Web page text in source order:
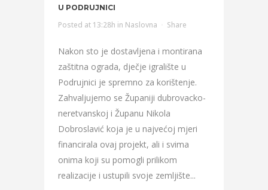
U PODRUJNICI
Posted at 13:28h in Naslovna Share
Nakon sto je dostavljena i montirana
zaštitna ograda, dječje igralište u
Podrujnici je spremno za korištenje.
Zahvaljujemo se Županiji dubrovacko-
neretvanskoj i Županu Nikola
Dobroslavić koja je u najvećoj mjeri
financirala ovaj projekt, ali i svima
onima koji su pomogli prilikom
realizacije i ustupili svoje zemljište...